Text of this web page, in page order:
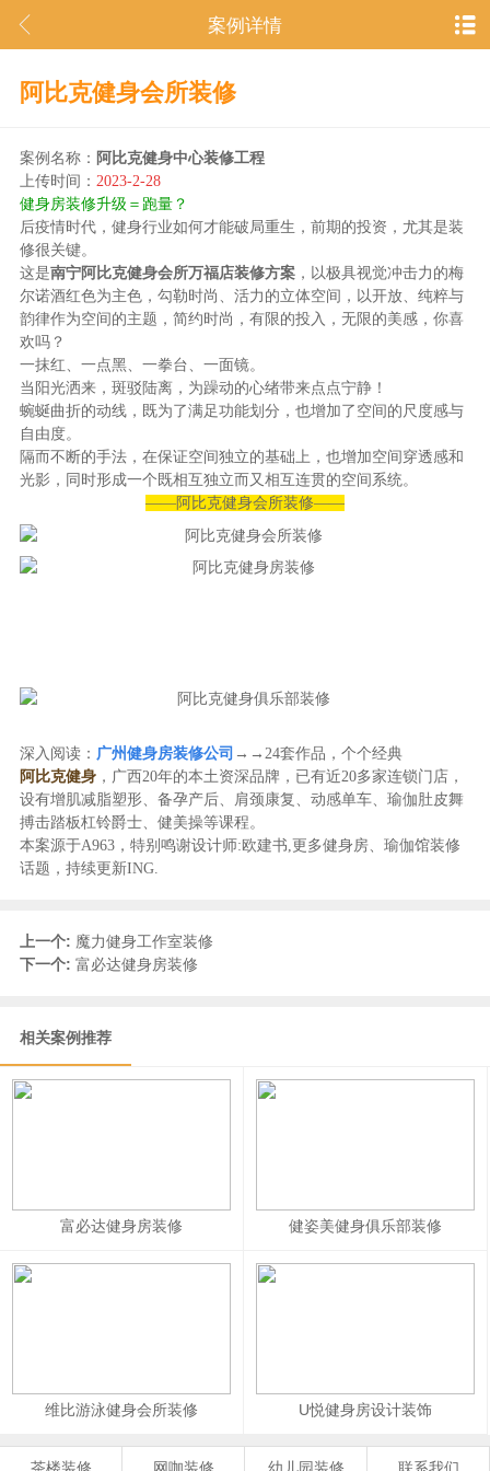
案例详情
阿比克健身会所装修
案例名称： 阿比克健身中心装修工程
上传时间： 2023-2-28
健身房装修升级＝跑量？
后疫情时代，健身行业如何才能破局重生，前期的投资，尤其是装
修很关键。
这是南宁阿比克健身会所万福店装修方案，以极具视觉冲击力的梅
尔诺酒红色为主色，勾勒时尚、活力的立体空间，以开放、纯粹与
韵律作为空间的主题，简约时尚，有限的投入，无限的美感，你喜
欢吗？
一抹红、一点黑、一拳台、一面镜。
当阳光洒来，斑驳陆离，为躁动的心绪带来点点宁静！
蜿蜒曲折的动线，既为了满足功能划分，也增加了空间的尺度感与
自由度。
隔而不断的手法，在保证空间独立的基础上，也增加空间穿透感和
光影，同时形成一个既相互独立而又相互连贯的空间系统。
——阿比克健身会所装修——
深入阅读： 广州健身房装修公司 →→24套作品，个个经典
阿比克健身，广西20年的本土资深品牌，已有近20多家连锁门店，
设有增肌减脂塑形、备孕产后、肩颈康复、动感单车、瑜伽肚皮舞
搏击踏板杠铃爵士、健美操等课程。
本案源于A963，特别鸣谢设计师:欧建书,更多健身房、瑜伽馆装修
话题，持续更新ING.
上一个: 魔力健身工作室装修
下一个: 富必达健身房装修
相关案例推荐
富必达健身房装修 健姿美健身俱乐部装修
维比游泳健身会所装修 U悦健身房设计装饰